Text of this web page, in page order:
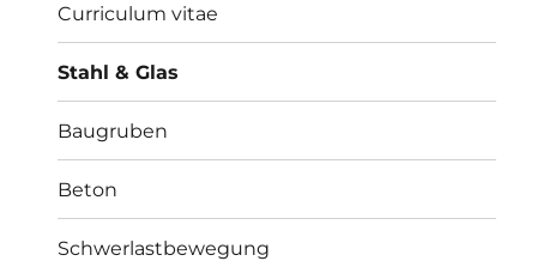
Curriculum vitae
Stahl & Glas
Baugruben
Beton
Schwerlastbewegung